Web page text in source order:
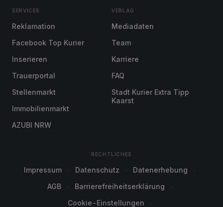
SERVICES
Reklamation
Facebook Top Kurier
Inserieren
Trauerportal
Stellenmarkt
Immobilienmarkt
AZUBI NRW
VERLAG
Mediadaten
Team
Karriere
FAQ
Stadt Kurier Extra Tipp
Kaarst
RECHTLICHES
Impressum Datenschutz
Datenerhebung
AGB
Barrierefreiheitserklärung
Cookie-Einstellungen